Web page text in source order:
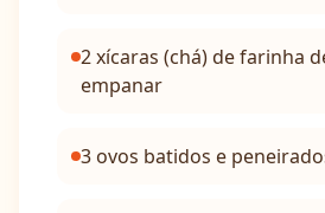
2 xícaras (chá) de farinha
empanar
3 ovos batidos e